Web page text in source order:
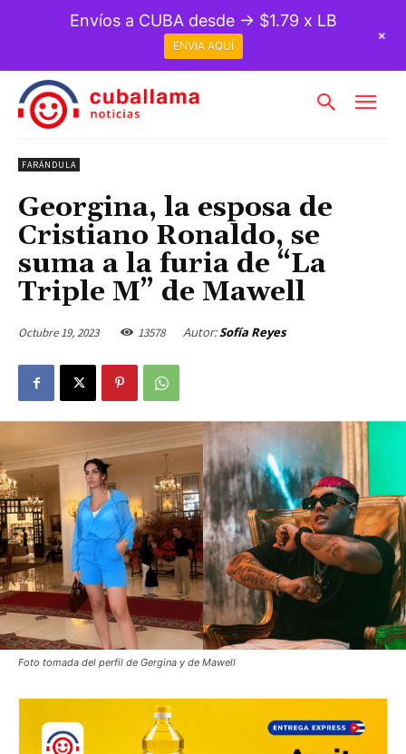
FARÁNDULA
Georgina, la esposa de
Cristiano Ronaldo, se
suma a la furia de “La
Triple M” de Mawell
Octubre 19, 2023 13578 Autor:Sofía Reyes
Foto tomada del perfil de Gergina y de Mawell
Envíos a CUBA desde → $1.79 x LB
ENVÍA AQUÍ
+